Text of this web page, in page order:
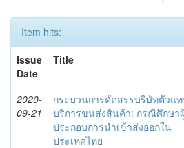
Item hits:
Issue
Date
Title
2020-
09-21
กระบวนการคัดสรรบริษัทตัวแ
บริการขนส่งสินค้า: กรณีศึกษา
ประกอบการนำเข้าส่งออกใน
ประเทศไทย